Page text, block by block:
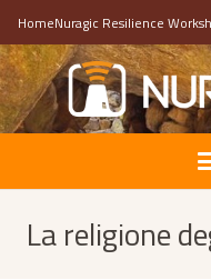
HomeNuragic Resilience
La religione